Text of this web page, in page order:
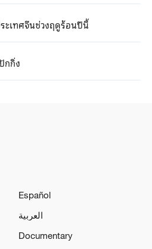
ะเทศจีนช่วงฤดูร้อนปีนี้
กกิ่ง
Español
العربية
Documentary